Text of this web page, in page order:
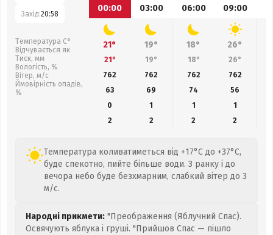
Захід:20:58
Температура С°
Відчувається як
Тиск, мм
Вологість, %
Вітер, м/с
Ймовірність опадів,
%
00:00
03:00 06:00 09:00
21° 19° 18° 26°
21° 19° 18° 26°
762
762 762 762
63
69 74
56
0
1 1
1
2
2 2 2
Температура коливатиметься від +17°C до +37°C,
буде спекотно, пийте більше води. З ранку і до
вечора небо буде безхмарним, слабкий вітер до 3
м/с.
Народні прикмети: "Преображення (Яблучний Спас).
Освячують яблука і груші. "Прийшов Спас — пішло